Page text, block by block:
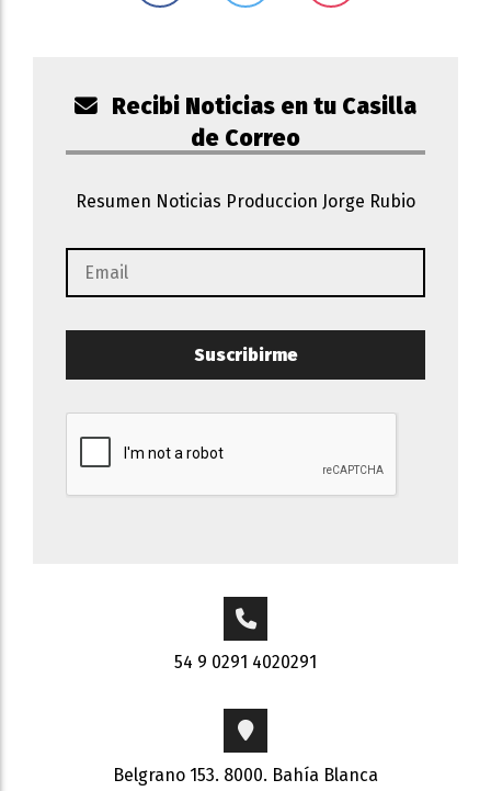
Recibi Noticias en tu Casilla
de Correo
Resumen Noticias Produccion Jorge Rubio
Suscribirme
54 9 0291 4020291
Belgrano 153. 8000. Bahía Blanca